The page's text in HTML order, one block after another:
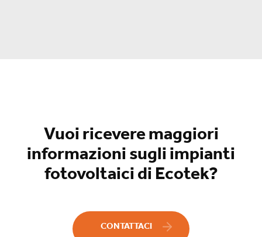
Vuoi ricevere maggiori
informazioni sugli impianti
fotovoltaici di Ecotek?
CONTATTACI